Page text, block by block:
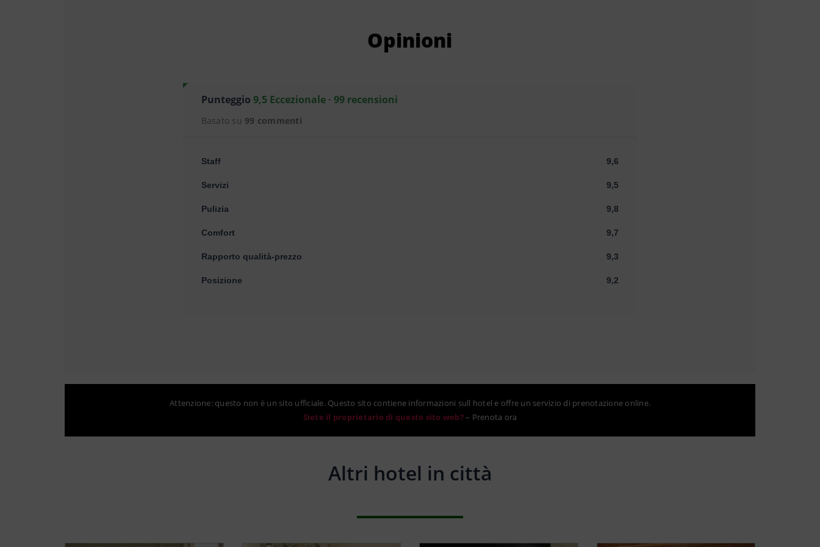
Opinioni
Punteggio 9,5 Eccezionale · 99 recensioni
Basato su 99 commenti
Staff 9,6
Servizi 9,5
Pulizia 9,8
Comfort 9,7
Rapporto qualità-prezzo 9,3
Posizione 9,2
Attenzione: questo non è un sito ufficiale. Questo sito contiene informazioni sull hotel e offre un servizio di prenotazione online.
Siete il proprietario di questo sito web?– Prenota ora
Altri hotel in città